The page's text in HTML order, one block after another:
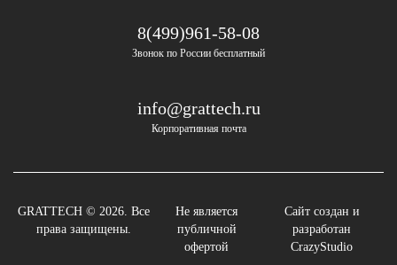
8(499)961-58-08
Звонок по России бесплатный
info@grattech.ru
Корпоративная почта
GRATTECH © 2026. Все
права защищены.
Не является
публичной
офертой
Сайт создан и
разработан
CrazyStudio